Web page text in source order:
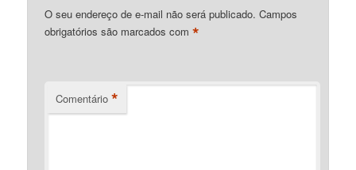
O seu endereço de e-mail não será publicado. Campos
obrigatórios são marcados com*
Comentário *